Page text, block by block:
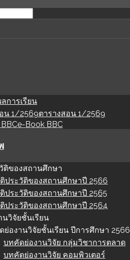
การเรียน
ตารางสอน 1/2569
e-Book BBC
ติของสถานศึกษา
ติประวัติของสถานศึกษาปี 2566
ติประวัติของสถานศึกษาปี 2565
ติประวัติของสถานศึกษาปี 2564
วิจัยชั้นเรียน
ย่องานวิจัยชั้นเรียน ปีการศึกษา 2566
บทคัดย่องานวิจัย กลุ่มวิชาการตลาด
บทคัดย่องานวิจัย คอมพิวเตอร์